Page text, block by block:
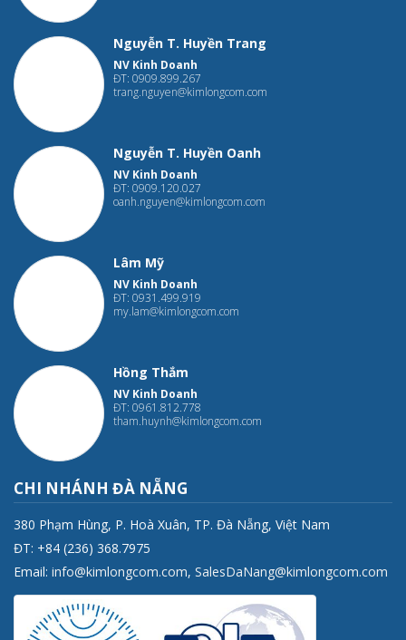
Nguyễn T. Huyền Trang
NV Kinh Doanh
ĐT: 0909.899.267
trang.nguyen@kimlongcom.com
Nguyễn T. Huyền Oanh
NV Kinh Doanh
ĐT: 0909.120.027
oanh.nguyen@kimlongcom.com
Lâm Mỹ
NV Kinh Doanh
ĐT: 0931.499.919
my.lam@kimlongcom.com
Hồng Thắm
NV Kinh Doanh
ĐT: 0961.812.778
tham.huynh@kimlongcom.com
CHI NHÁNH ĐÀ NẴNG
380 Phạm Hùng, P. Hoà Xuân, TP. Đà Nẵng, Việt Nam
ĐT: +84 (236) 368.7975
Email: info@kimlongcom.com, SalesDaNang@kimlongcom.com